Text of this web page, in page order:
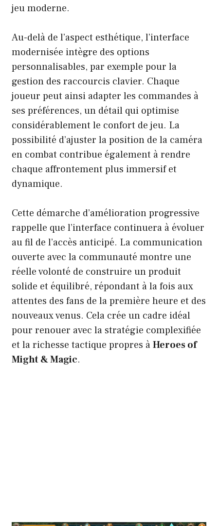
jeu moderne.
Au-delà de l’aspect esthétique, l’interface
modernisée intègre des options
personnalisables, par exemple pour la
gestion des raccourcis clavier. Chaque
joueur peut ainsi adapter les commandes à
ses préférences, un détail qui optimise
considérablement le confort de jeu. La
possibilité d’ajuster la position de la caméra
en combat contribue également à rendre
chaque affrontement plus immersif et
dynamique.
Cette démarche d’amélioration progressive
rappelle que l’interface continuera à évoluer
au fil de l’accès anticipé. La communication
ouverte avec la communauté montre une
réelle volonté de construire un produit
solide et équilibré, répondant à la fois aux
attentes des fans de la première heure et des
nouveaux venus. Cela crée un cadre idéal
pour renouer avec la stratégie complexifiée
et la richesse tactique propres àHeroes of
Might & Magic.